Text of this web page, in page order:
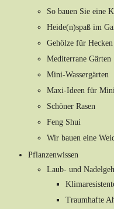
So bauen Sie eine
Heide(n)spaß im
Gehölze für Hecken
Mediterrane Gärten
Mini-Wassergärten
Maxi-Ideen für
Schöner Rasen
Feng Shui
Wir bauen eine
Pflanzenwissen
Laub- und
Traumhafte